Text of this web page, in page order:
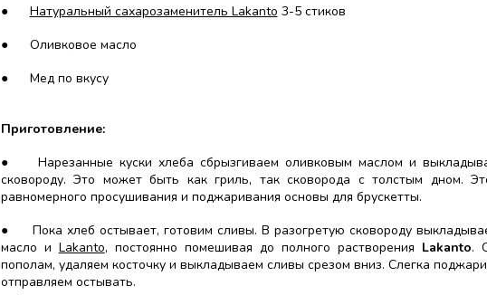
●
Натуральный сахарозаменитель Lakanto 3-5 стиков
●
Оливковое масло
●
Мед по вкусу
Приготовление:
●
Нарезанные куски хлеба сбрызгиваем оливковым маслом и
сковороду. Это может быть как гриль, так сковорода с толстым дном.
равномерного просушивания и поджаривания основы для брускетты.
●
Пока хлеб остывает, готовим сливы. В разогретую сковороду
масло и Lakanto, постоянно помешивая до полного растворения Lakanto.
пополам, удаляем косточку и выкладываем сливы срезом вниз. Слегка
отправляем остывать.